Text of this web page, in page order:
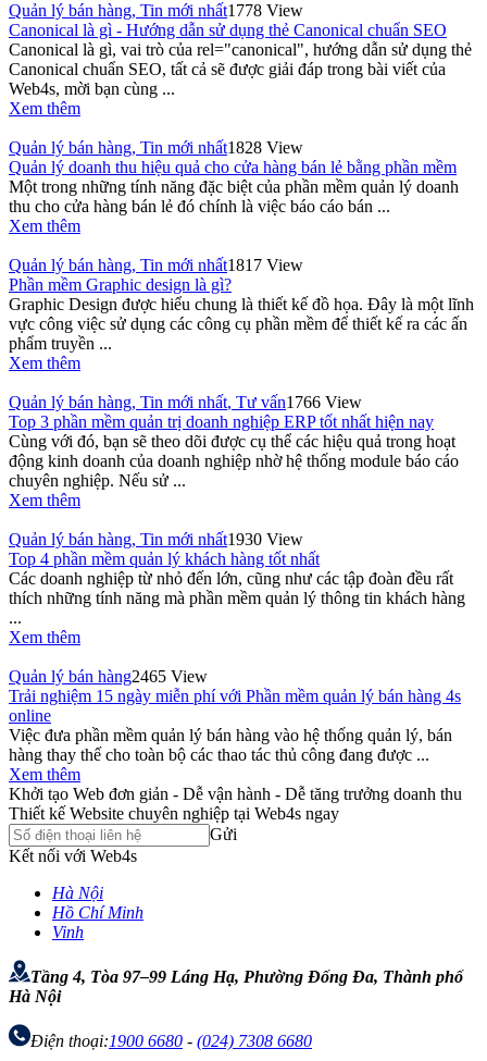
Quản lý bán hàng, Tin mới nhất1778 View
Canonical là gì - Hướng dẫn sử dụng thẻ Canonical chuẩn SEO
Canonical là gì, vai trò của rel="canonical", hướng dẫn sử dụng thẻ
Canonical chuẩn SEO, tất cả sẽ được giải đáp trong bài viết của
Web4s, mời bạn cùng ...
Xem thêm
Quản lý bán hàng, Tin mới nhất1828 View
Quản lý doanh thu hiệu quả cho cửa hàng bán lẻ bằng phần mềm
Một trong những tính năng đặc biệt của phần mềm quản lý doanh
thu cho cửa hàng bán lẻ đó chính là việc báo cáo bán ...
Xem thêm
Quản lý bán hàng, Tin mới nhất1817 View
Phần mềm Graphic design là gì?
Graphic Design được hiểu chung là thiết kế đồ họa. Đây là một lĩnh
vực công việc sử dụng các công cụ phần mềm để thiết kế ra các ấn
phẩm truyền ...
Xem thêm
Quản lý bán hàng, Tin mới nhất, Tư vấn1766 View
Top 3 phần mềm quản trị doanh nghiệp ERP tốt nhất hiện nay
Cùng với đó, bạn sẽ theo dõi được cụ thể các hiệu quả trong hoạt
động kinh doanh của doanh nghiệp nhờ hệ thống module báo cáo
chuyên nghiệp. Nếu sử ...
Xem thêm
Quản lý bán hàng, Tin mới nhất1930 View
Top 4 phần mềm quản lý khách hàng tốt nhất
Các doanh nghiệp từ nhỏ đến lớn, cũng như các tập đoàn đều rất
thích những tính năng mà phần mềm quản lý thông tin khách hàng
...
Xem thêm
Quản lý bán hàng2465 View
Trải nghiệm 15 ngày miễn phí với Phần mềm quản lý bán hàng 4s
online
Việc đưa phần mềm quản lý bán hàng vào hệ thống quản lý, bán
hàng thay thế cho toàn bộ các thao tác thủ công đang được ...
Xem thêm
Khởi tạo Web đơn giản - Dễ vận hành - Dễ tăng trưởng doanh thu
Thiết kế Website chuyên nghiệp tại Web4s ngay
Gửi
Kết nối với Web4s
Hà Nội
Hồ Chí Minh
Vinh
Tầng 4, Tòa 97–99 Láng Hạ, Phường Đống Đa, Thành phố
Hà Nội
Điện thoại:1900 6680 - (024) 7308 6680